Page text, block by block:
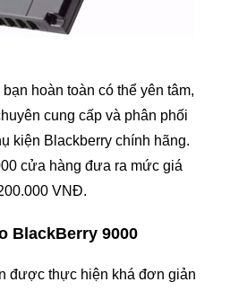
hoàn toàn có thể yên tâm,
cung cấp và phân phối
kiện Blackberry chính hãng.
cửa hàng đưa ra mức giá
VNĐ.
BlackBerry 9000
được thực hiện khá đơn giản